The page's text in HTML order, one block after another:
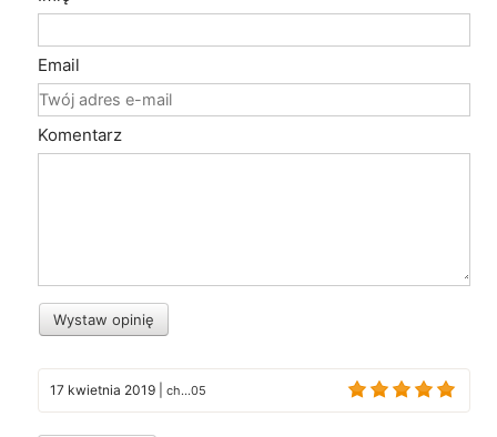
Email
Komentarz
Wystaw opinię
17 kwietnia 2019 ch...05